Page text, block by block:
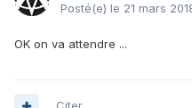
Posté(e) le 21 mars
OK on va attendre ...